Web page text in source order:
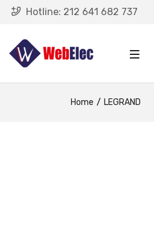
Hotline: 212 641 682 737
Home LEGRAND